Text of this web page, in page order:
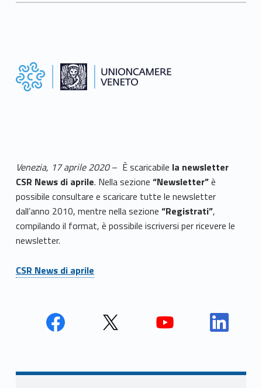
Venezia, 17 aprile 2020– È scaricabile la newsletter
CSR Newsdi aprile. Nella sezione “Newsletter”è
possibile consultare e scaricare tutte le newsletter
dall’anno 2010, mentre nella sezione “Registrati”,
compilando il format, è possibile iscriversi per ricevere le
newsletter.
CSR News di aprile
Unio
Unio
Unio
Unio
Navigazione articoli